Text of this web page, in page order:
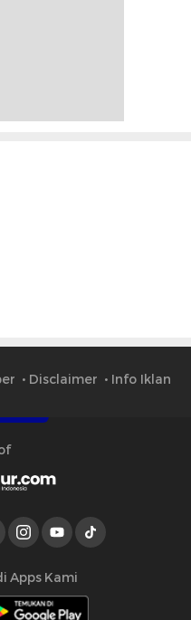
Disclaimer Info Iklan
Apps Kami